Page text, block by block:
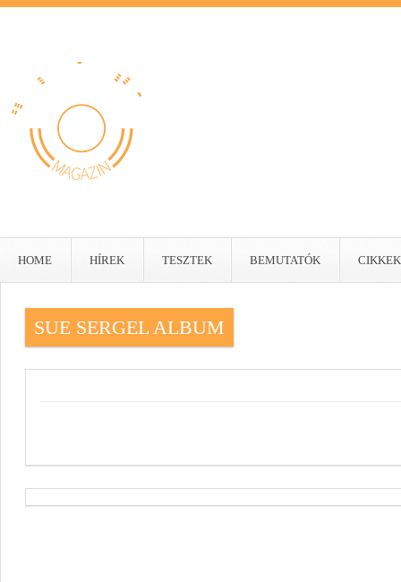
HOME HÍREK TESZTEK BEMUTATÓK CIKKEK
SUE SERGEL ALBUM